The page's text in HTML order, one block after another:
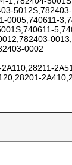
0005,740611-
0002